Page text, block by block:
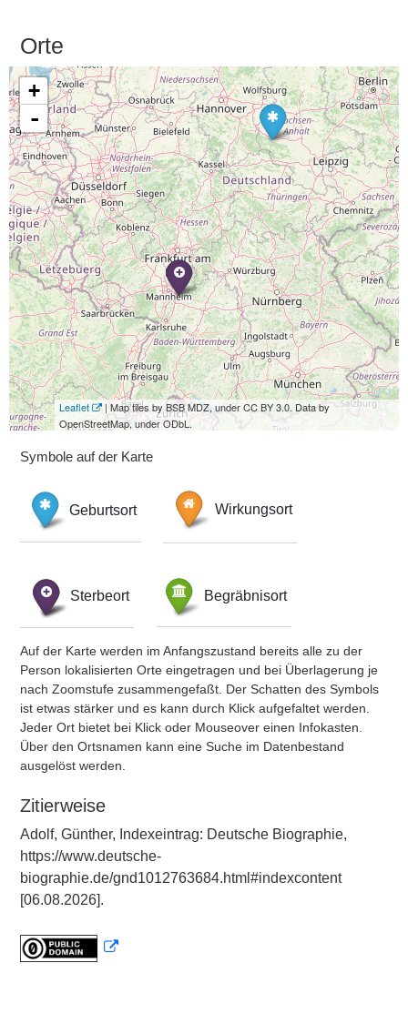
Orte
+
-
Leaflet
| Map tiles by BSB MDZ, under CC BY 3.0. Data by
OpenStreetMap, under ODbL.
Symbole auf der Karte
Geburtsort Wirkungsort
Sterbeort Begräbnisort
Auf der Karte werden im Anfangszustand bereits alle zu der
Person lokalisierten Orte eingetragen und bei Überlagerung je
nach Zoomstufe zusammengefaßt. Der Schatten des Symbols
ist etwas stärker und es kann durch Klick aufgefaltet werden.
Jeder Ort bietet bei Klick oder Mouseover einen Infokasten.
Über den Ortsnamen kann eine Suche im Datenbestand
ausgelöst werden.
Zitierweise
Adolf, Günther, Indexeintrag: Deutsche Biographie,
https://www.deutsche-
biographie.de/gnd1012763684.html#indexcontent
[06.08.2026].